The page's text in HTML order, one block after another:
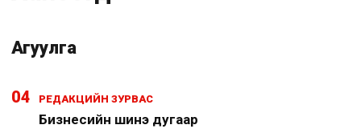
Агуулга
04 РЕДАКЦИЙН ЗУРВАС
Бизнесийн шинэ дугаар